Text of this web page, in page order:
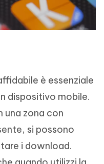
è essenziale
dispositivo mobile.
una zona con
si possono
i download.